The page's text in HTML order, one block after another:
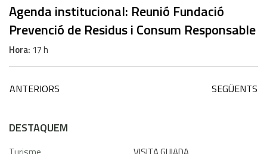
Agenda institucional: Reunió Fundació
Prevenció de Residus i Consum Responsable
Hora 17 h
ANTERIORS SEGÜENTS
DESTAQUEM